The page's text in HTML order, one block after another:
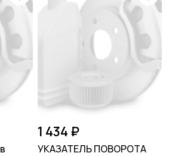
1 434 ₽
УКАЗАТЕЛЬ ПОВОРОТА